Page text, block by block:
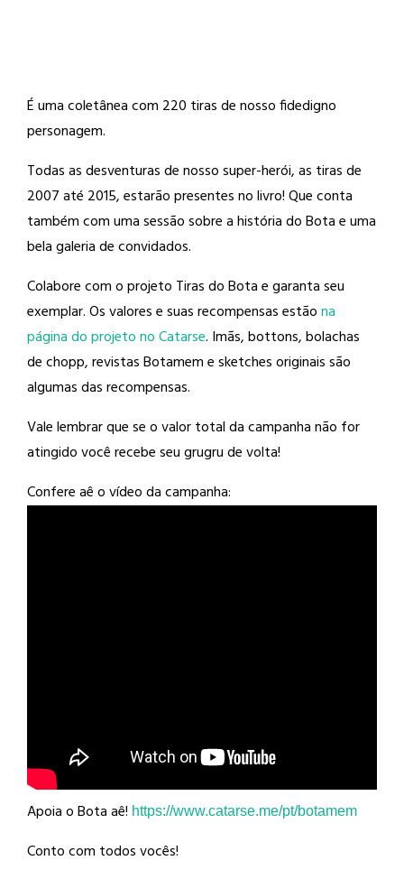
É uma coletânea com 220 tiras de nosso fidedigno
personagem.
Todas as desventuras de nosso super-herói, as tiras de
2007 até 2015, estarão presentes no livro! Que conta
também com uma sessão sobre a história do Bota e uma
bela galeria de convidados.
Colabore com o projeto Tiras do Bota e garanta seu
exemplar. Os valores e suas recompensas estãona
página do projeto no Catarse. Imãs, bottons, bolachas
de chopp, revistas Botamem e sketches originais são
algumas das recompensas.
Vale lembrar que se o valor total da campanha não for
atingido você recebe seu grugru de volta!
Confere aê o vídeo da campanha:
Apoia o Bota aê! https://www.catarse.me/pt/botamem
Conto com todos vocês!